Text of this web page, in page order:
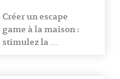
Créer un escape
game à la maison :
stimulez la …